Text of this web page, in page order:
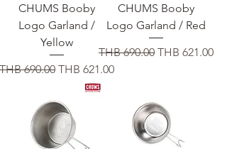
CHUMS Booby
Logo Garland /
Yellow
常価格
THB 690.00 セール価格
THB 621.00
CHUMS Booby
Logo Garland / Red
通常価格
THB 690.00 セール価格
THB 621.00